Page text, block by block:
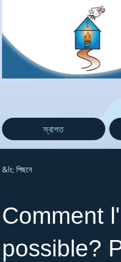
স্বাগত
&lt; পিছনে
Comment
possible?